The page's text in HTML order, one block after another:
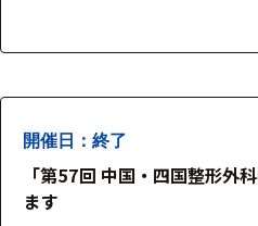
たします。 平衡機能検査・めまい
をご紹介し、…
開催日：終了
「第57回 中国・四国整形外
ます